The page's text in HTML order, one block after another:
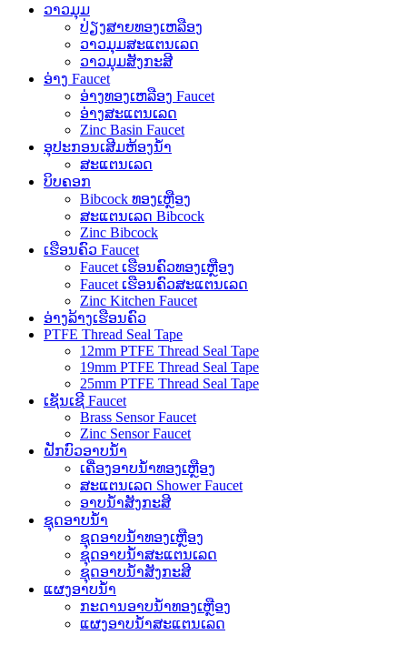
ວາວມຸມ
ປ່ຽງສາຍທອງເຫລືອງ
ວາວມຸມສະແຕນເລດ
ວາວມຸມສັງກະສີ
ອ່າງ Faucet
ອ່າງທອງເຫລືອງ Faucet
ອ່າງສະແຕນເລດ
Zinc Basin Faucet
ອຸປະກອນເສີມຫ້ອງນ້ໍາ
ສະແຕນເລດ
ບິບຄອກ
Bibcock ທອງເຫຼືອງ
ສະແຕນເລດ Bibcock
Zinc Bibcock
ເຮືອນຄົວ Faucet
Faucet ເຮືອນຄົວທອງເຫຼືອງ
Faucet ເຮືອນຄົວສະແຕນເລດ
Zinc Kitchen Faucet
ອ່າງລ້າງເຮືອນຄົວ
PTFE Thread Seal Tape
12mm PTFE Thread Seal Tape
19mm PTFE Thread Seal Tape
25mm PTFE Thread Seal Tape
ເຊັນເຊີ Faucet
Brass Sensor Faucet
Zinc Sensor Faucet
ຝັກບົວອາບນໍ້າ
ເຄື່ອງອາບນໍ້າທອງເຫຼືອງ
ສະແຕນເລດ Shower Faucet
ອາບນ້ໍາສັງກະສີ
ຊຸດອາບນໍ້າ
ຊຸດອາບນ້ໍາທອງເຫຼືອງ
ຊຸດອາບນ້ໍາສະແຕນເລດ
ຊຸດອາບນ້ໍາສັງກະສີ
ແຜງອາບນ້ໍາ
ກະດານອາບນ້ໍາທອງເຫຼືອງ
ແຜງອາບນ້ໍາສະແຕນເລດ